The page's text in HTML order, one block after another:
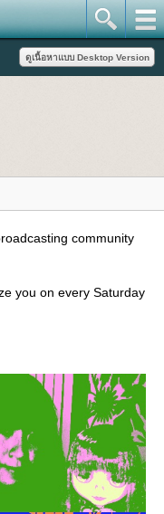
community
you on every Saturday